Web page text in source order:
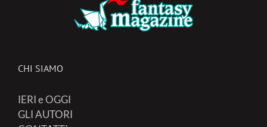
CHI SIAMO
IERI e OGGI
GLI AUTORI